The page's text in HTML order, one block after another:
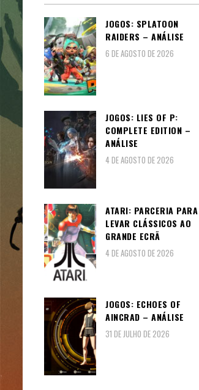
JOGOS: SPLATOON
RAIDERS – ANÁLISE
6 DE AGOSTO DE 2026
JOGOS: LIES OF P:
COMPLETE EDITION –
ANÁLISE
4 DE AGOSTO DE 2026
ATARI: PARCERIA PARA
LEVAR CLÁSSICOS AO
GRANDE ECRÃ
4 DE AGOSTO DE 2026
JOGOS: ECHOES OF
AINCRAD – ANÁLISE
31 DE JULHO DE 2026